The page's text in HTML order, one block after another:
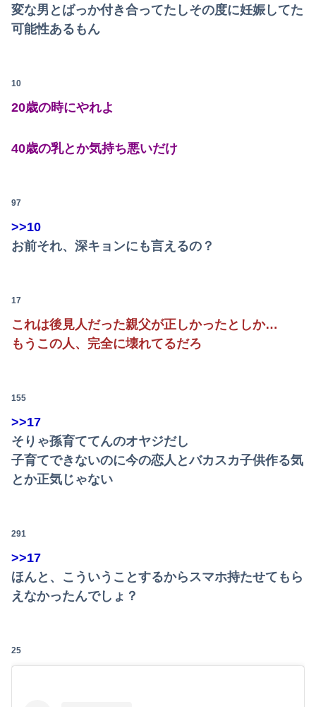
石材店事務の面接行ってきたが、募集内容と仕事内容が全然違った。接客と清掃、草取りとかが仕事ｗ
【速報】長瀬智也、ようやく気づくｗｗｗｗｗｗｗｗ
変な男とばっか付き合ってたしその度に妊娠してた
可能性あるもん
10
20歳の時にやれよ
40歳の乳とか気持ち悪いだけ
97
>>10
お前それ、深キョンにも言えるの？
17
これは後見人だった親父が正しかったとしか…
もうこの人、完全に壊れてるだろ
155
>>17
そりゃ孫育ててんのオヤジだし
子育てできないのに今の恋人とバカスカ子供作る気
とか正気じゃない
291
>>17
ほんと、こういうことするからスマホ持たせてもら
えなかったんでしょ？
25